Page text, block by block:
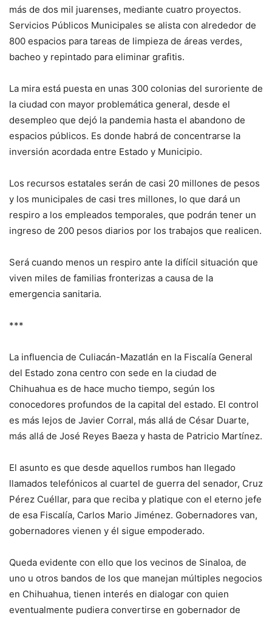
más de dos mil juarenses, mediante cuatro proyectos.
Servicios Públicos Municipales se alista con alrededor de
800 espacios para tareas de limpieza de áreas verdes,
bacheo y repintado para eliminar grafitis.
La mira está puesta en unas 300 colonias del suroriente de
la ciudad con mayor problemática general, desde el
desempleo que dejó la pandemia hasta el abandono de
espacios públicos. Es donde habrá de concentrarse la
inversión acordada entre Estado y Municipio.
Los recursos estatales serán de casi 20 millones de pesos
y los municipales de casi tres millones, lo que dará un
respiro a los empleados temporales, que podrán tener un
ingreso de 200 pesos diarios por los trabajos que realicen.
Será cuando menos un respiro ante la difícil situación que
viven miles de familias fronterizas a causa de la
emergencia sanitaria.
***
La influencia de Culiacán-Mazatlán en la Fiscalía General
del Estado zona centro con sede en la ciudad de
Chihuahua es de hace mucho tiempo, según los
conocedores profundos de la capital del estado. El control
es más lejos de Javier Corral, más allá de César Duarte,
más allá de José Reyes Baeza y hasta de Patricio Martínez.
El asunto es que desde aquellos rumbos han llegado
llamados telefónicos al cuartel de guerra del senador, Cruz
Pérez Cuéllar, para que reciba y platique con el eterno jefe
de esa Fiscalía, Carlos Mario Jiménez. Gobernadores van,
gobernadores vienen y él sigue empoderado.
Queda evidente con ello que los vecinos de Sinaloa, de
uno u otros bandos de los que manejan múltiples negocios
en Chihuahua, tienen interés en dialogar con quien
eventualmente pudiera convertirse en gobernador de